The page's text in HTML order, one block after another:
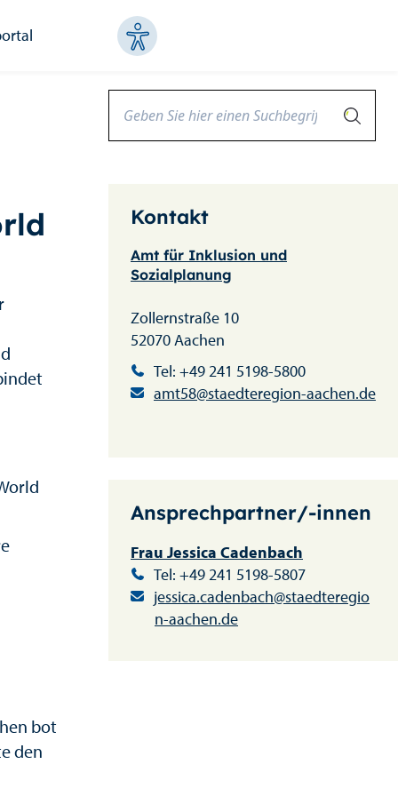
bot
den
Kontakt
Amt für Inklusion und
Sozialplanung
Zollernstraße 10
52070 Aachen
Tel: +49 241 5198-5800
amt58@staedteregion-aachen.de
Ansprechpartner/-innen
Frau Jessica Cadenbach
Tel: +49 241 5198-5807
jessica.cadenbach@staedteregio
n-aachen.de